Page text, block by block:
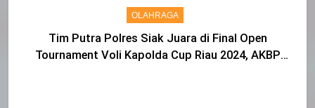
OLAHRAGA
Tim Putra Polres Siak Juara di Final Open
Tournament Voli Kapolda Cup Riau 2024, AKBP